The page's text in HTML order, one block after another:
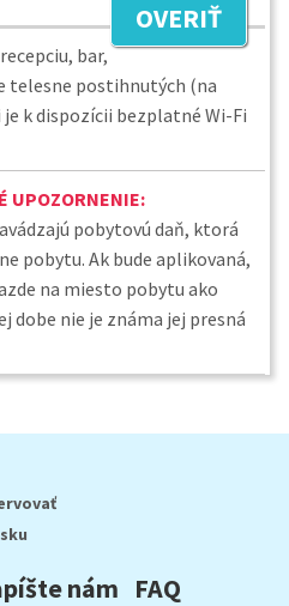
OVERIŤ
bar,
telesne postihnutých (na
k dispozícii bezplatné Wi-Fi
UPOZORNENIE:
pobytovú daň, ktorá
pobytu. Ak bude aplikovaná,
na miesto pobytu ako
dobe nie je známa jej presná
nám FAQ